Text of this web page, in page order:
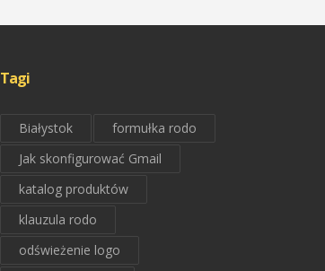
Tagi
Białystok
formułka rodo
Jak skonfigurować Gmail
katalog produktów
klauzula rodo
odświeżenie logo